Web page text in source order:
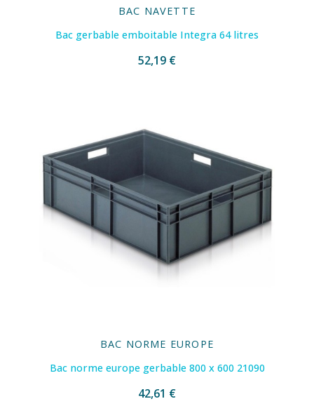
BAC NAVETTE
Bac gerbable emboitable Integra 64 litres
52,19 €
BAC NORME EUROPE
Bac norme europe gerbable 800 x 600 21090
42,61 €